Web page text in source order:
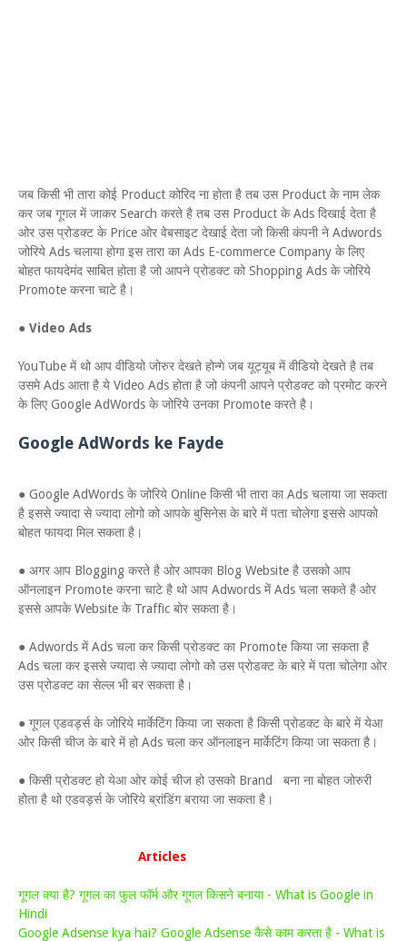
जब किसी भी तारा कोई Product कोरिद ना होता है तब उस Product के नाम लेक
कर जब गूगल में जाकर Search करते है तब उस Product के Ads दिखाई देता है
ओर उस प्रोडक्ट के Price ओर वेबसाइट देखाई देता जो किसी कंपनी ने Adwords
जोरिये Ads चलाया होगा इस तारा का Ads E-commerce Company के लिए
बोहत फायदेमंद साबित होता है जो आपने प्रोडक्ट को Shopping Ads के जोरिये
Promote करना चाटे है।
● Video Ads
YouTube में थो आप वीडियो जोरुर देखते होन्गे जब यूट्यूब में वीडियो देखते है तब
उसमे Ads आता है ये Video Ads होता है जो कंपनी आपने प्रोडक्ट को प्रमोट करने
के लिए Google AdWords के जोरिये उनका Promote करते है।
Google AdWords ke Fayde
● Google AdWords के जोरिये Online किसी भी तारा का Ads चलाया जा सकता
है इससे ज्यादा से ज्यादा लोगो को आपके बुसिनेस के बारे में पता चोलेगा इससे आपको
बोहत फायदा मिल सकता है।
● अगर आप Blogging करते है ओर आपका Blog Website है उसको आप
ऑनलाइन Promote करना चाटे है थो आप Adwords में Ads चला सकते है ओर
इससे आपके Website के Traffic बोर सकता है।
● Adwords में Ads चला कर किसी प्रोडक्ट का Promote किया जा सकता है
Ads चला कर इससे ज्यादा से ज्यादा लोगो को उस प्रोडक्ट के बारे में पता चोलेगा ओर
उस प्रोडक्ट का सेल्ल भी बर सकता है।
● गूगल एडवर्ड्स के जोरिये मार्केटिंग किया जा सकता है किसी प्रोडक्ट के बारे में येआ
ओर किसी चीज के बारे में हो Ads चला कर ऑनलाइन मार्केटिंग किया जा सकता है।
● किसी प्रोडक्ट हो येआ ओर कोई चीज हो उसको Brand बना ना बोहत जोरुरी
होता है थो एडवर्ड्स के जोरिये ब्रांडिंग बराया जा सकता है।
Articles
गूगल क्या है? गूगल का फुल फॉर्म और गूगल किसने बनाया - What is Google in
Hindi
Google Adsense kya hai? Google Adsense कैसे काम करता है - What is